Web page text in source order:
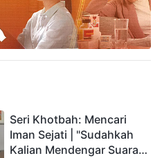
Seri Khotbah: Mencari
Iman Sejati | "Sudahkah
Kalian Mendengar Suara